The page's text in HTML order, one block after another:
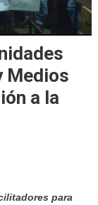
Medios
a la
para